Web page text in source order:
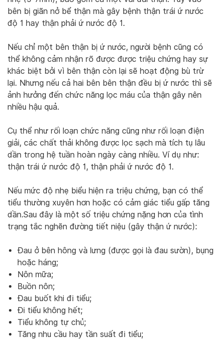
bên bị giãn nở bể thận mà gây bệnh thận trái ứ nước
độ 1 hay thận phải ứ nước độ 1.
Nếu chỉ một bên thận bị ứ nước, người bệnh cũng có
thể không cảm nhận rõ được được triệu chứng hay sự
khác biệt bởi vì bên thận còn lại sẽ hoạt động bù trừ
lại. Nhưng nếu cả hai bên bên thận đều bị ứ nước thì sẽ
ảnh hưởng đến chức năng lọc máu của thận gây nên
nhiều hậu quả.
Cụ thể như rối loạn chức năng cũng như rối loạn điện
giải, các chất thải không được lọc sạch mà tích tụ lâu
dần trong hệ tuần hoàn ngày càng nhiều. Ví dụ như:
thận trái ứ nước độ 1, thận phải ứ nước độ 1.
Nếu mức độ nhẹ biểu hiện ra triệu chứng, bạn có thể
tiểu thường xuyên hơn hoặc có cảm giác tiểu gấp tăng
dần.Sau đây là một số triệu chứng nặng hơn của tình
trạng tắc nghẽn đường tiết niệu (gây thận ứ nước):
Đau ở bên hông và lưng (được gọi là đau sườn), bụng
hoặc háng;
Nôn mữa;
Buồn nôn;
Đau buốt khi đi tiểu;
Đi tiểu không hết;
Tiểu không tự chủ;
Tăng nhu cầu hay tần suất đi tiểu;